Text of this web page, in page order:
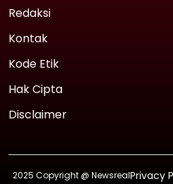
Redaksi
Kontak
Kode Etik
Hak Cipta
Disclaimer
2025 Copyright @ NewsrealPrivacy